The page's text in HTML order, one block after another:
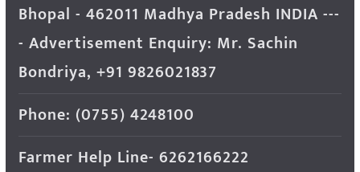
Bhopal - 462011 Madhya Pradesh INDIA ---
- Advertisement Enquiry: Mr. Sachin
Bondriya, +91 9826021837
Phone: (0755) 4248100
Farmer Help Line- 6262166222